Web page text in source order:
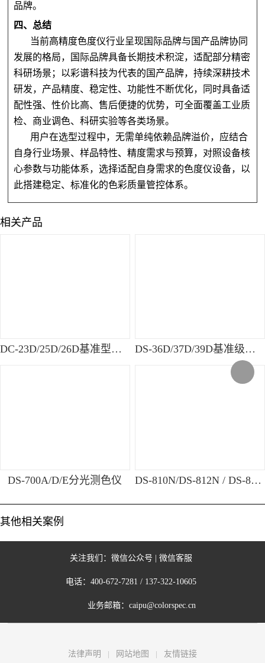
品牌。
四、总结
当前高精度色度仪行业呈现国际品牌与国产品牌协同
发展的格局，国际品牌具备长期技术积淀，适配部分精密
科研场景；以彩谱科技为代表的国产品牌，持续深耕技术
研发，产品精度、稳定性、功能性不断优化，同时具备适
配性强、性价比高、售后便捷的优势，可全面覆盖工业质
检、商业调色、科研实验等各类场景。
用户在选型过程中，无需单纯依赖品牌溢价，应结合
自身行业场景、样品特性、精度需求与预算，对照设备核
心参数与功能体系，选择适配自身需求的色度仪设备，以
此搭建稳定、标准化的色彩质量管控体系。
相关产品
DC-23D/25D/26D基准型便携式分光测色仪 DS-36D/37D/39D基准级台式分光测色仪
DS-700A/D/E分光测色仪 DS-810N/DS-812N / DS-816N台式液体色度仪
其他相关案例
关注我们： 微信公众号 微信客服
电话： 400-672-7281 / 137-322-10605
业务邮箱： caipu@colorspec.cn
法律声明 网站地图 友情链接